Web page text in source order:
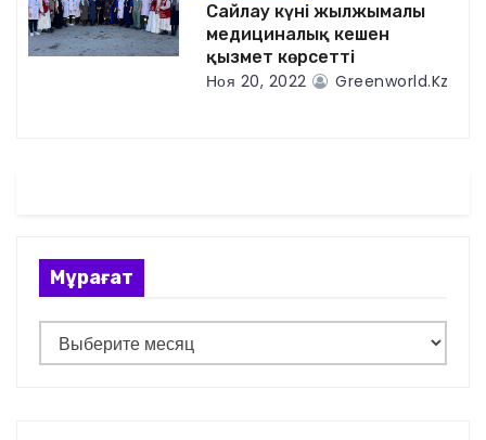
а
п
м
Сайлау күні жылжымалы
медициналық кешен
қызмет көрсетті
Ноя 20, 2022 Greenworld.kz
Мұрағат
ұ